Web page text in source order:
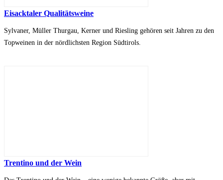
Eisacktaler Qualitätsweine
Sylvaner, Müller Thurgau, Kerner und Riesling gehören seit Jahren zu den
Topweinen in der nördlichsten Region Südtirols.
Trentino und der Wein